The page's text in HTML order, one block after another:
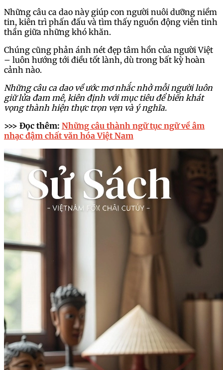
Những câu ca dao này giúp con người nuôi dưỡng niềm
tin, kiên trì phấn đấu và tìm thấy nguồn động viên tinh
thần giữa những khó khăn.
Chúng cũng phản ánh nét đẹp tâm hồn của người Việt
– luôn hướng tới điều tốt lành, dù trong bất kỳ hoàn
cảnh nào.
Những câu ca dao về ước mơ nhắc nhở mỗi người luôn
giữ lửa đam mê, kiên định với mục tiêu để biến khát
vọng thành hiện thực trọn vẹn và ý nghĩa.
>>> Đọc thêm: Những câu thành ngữ tục ngữ về âm
nhạc đậm chất văn hóa Việt Nam